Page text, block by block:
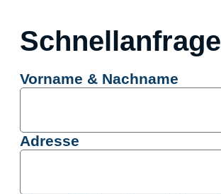
Schnellanfrage
Vorname & Nachname
Adresse